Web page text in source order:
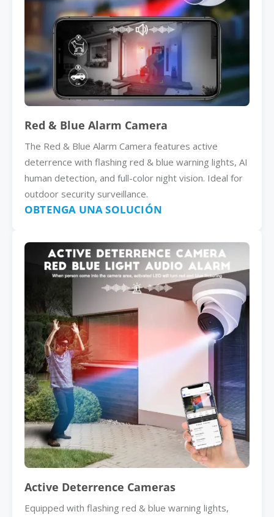
Red & Blue Alarm Camera
The Red & Blue Alarm Camera features active
deterrence with flashing red & blue warning lights, AI
human detection, and full-color night vision. Ideal for
outdoor security surveillance.
OBTENGA UNA SOLUCIÓN
Active Deterrence Cameras
Equipped with flashing red & blue warning lights,